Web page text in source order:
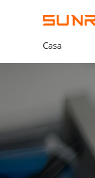
Casa